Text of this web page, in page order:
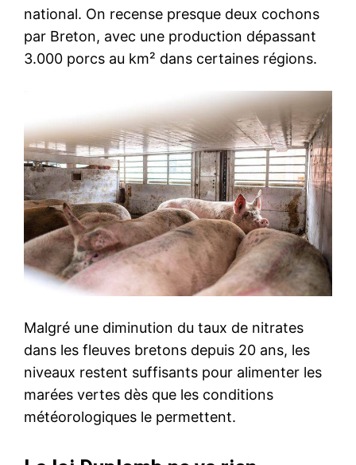
national. On recense presque deux cochons
par Breton, avec une production dépassant
3.000 porcs au km² dans certaines régions.
Malgré une diminution du taux de nitrates
dans les fleuves bretons depuis 20 ans, les
niveaux restent suffisants pour alimenter les
marées vertes dès que les conditions
météorologiques le permettent.